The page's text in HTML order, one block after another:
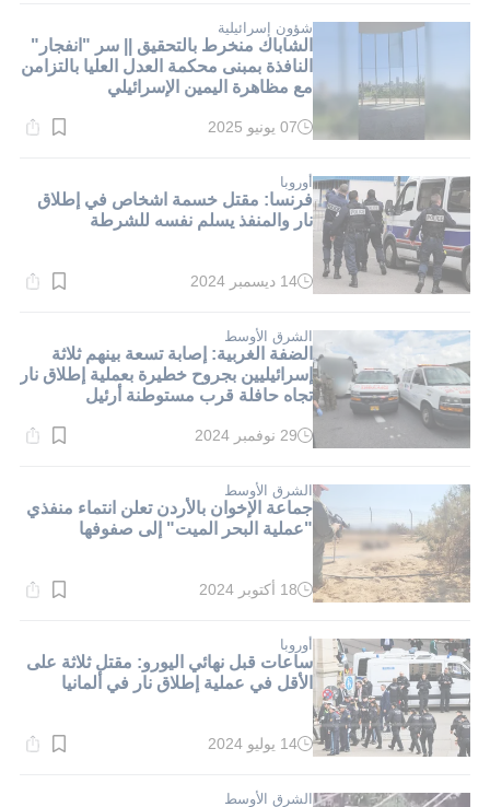
دقيقة.
شؤون إسرائيلية
الشاباك منخرط بالتحقيق || سر "انفجار"
النافذة بمبنى محكمة العدل العليا بالتزامن
مع مظاهرة اليمين الإسرائيلي
وقت
دقيقة.
07 يونيو 2025
أوروبا
فرنسا: مقتل خسمة اشخاص في إطلاق
نار والمنفذ يسلم نفسه للشرطة
وقت
دقيقة.
14 ديسمبر 2024
الشرق الأوسط
الضفة الغربية: إصابة تسعة بينهم ثلاثة
إسرائيليين بجروح خطيرة بعملية إطلاق نار
تجاه حافلة قرب مستوطنة أرئيل
وقت
دقيقة.
29 نوفمبر 2024
الشرق الأوسط
جماعة الإخوان بالأردن تعلن انتماء منفذي
"عملية البحر الميت" إلى صفوفها
وقت
دقيقة.
18 أكتوبر 2024
أوروبا
ساعات قبل نهائي اليورو: مقتل ثلاثة على
الأقل في عملية إطلاق نار في ألمانيا
وقت
دقيقة.
14 يوليو 2024
الشرق الأوسط